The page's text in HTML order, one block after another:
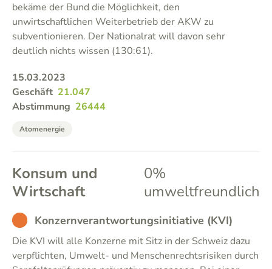
bekäme der Bund die Möglichkeit, den
unwirtschaftlichen Weiterbetrieb der AKW zu
subventionieren. Der Nationalrat will davon sehr
deutlich nichts wissen (130:61).
15.03.2023
Geschäft 21.047
Abstimmung 26444
Atomenergie
Konsum und
Wirtschaft
0%
umweltfreundlich
BAD Konzernverantwortungsinitiative (KVI)
Die KVI will alle Konzerne mit Sitz in der Schweiz dazu
verpflichten, Umwelt- und Menschenrechtsrisiken durch